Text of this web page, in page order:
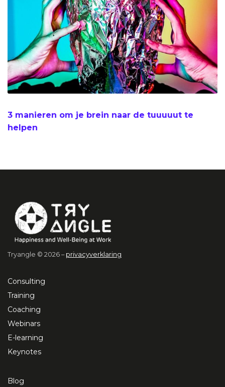
3 manieren om je brein naar de tuuuuut te
helpen
Tryangle © 2026 – privacyverklaring
Consulting
Training
Coaching
Webinars
E-learning
Keynotes
Blog